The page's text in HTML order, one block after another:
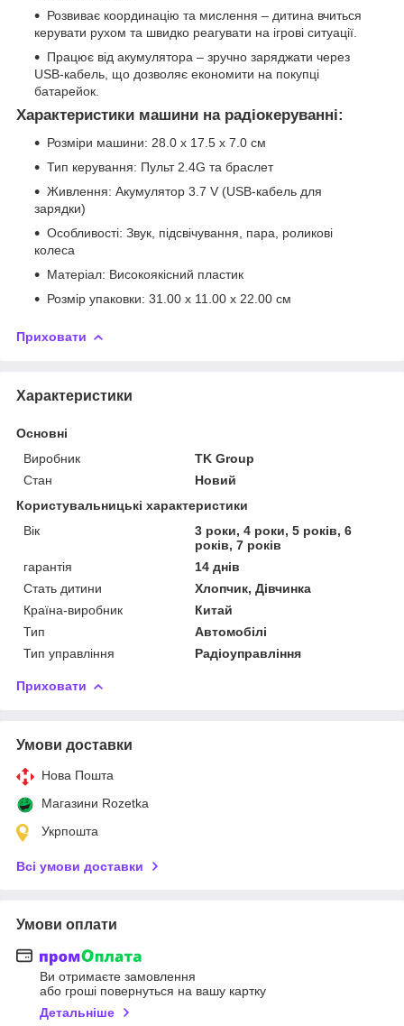
Розвиває координацію та мислення – дитина вчиться
керувати рухом та швидко реагувати на ігрові ситуації.
Працює від акумулятора – зручно заряджати через
USB-кабель, що дозволяє економити на покупці
батарейок.
Характеристики машини на радіокеруванні:
Розміри машини: 28.0 x 17.5 x 7.0 см
Тип керування: Пульт 2.4G та браслет
Живлення: Акумулятор 3.7 V (USB-кабель для
зарядки)
Особливості: Звук, підсвічування, пара, роликові
колеса
Матеріал: Високоякісний пластик
Розмір упаковки: 31.00 x 11.00 x 22.00 см
Приховати
Характеристики
Основні
Виробник
TK Group
Стан
Новий
Користувальницькі характеристики
Вік
3 роки, 4 роки, 5 років, 6
років, 7 років
гарантія
14 днів
Стать дитини
Хлопчик, Дівчинка
Країна-виробник
Китай
Тип
Автомобілі
Тип управління
Радіоуправління
Приховати
Умови доставки
Нова Пошта
Магазини Rozetka
Укрпошта
Всі умови доставки
Умови оплати
Ви отримаєте замовлення
або гроші повернуться на вашу картку
Детальніше